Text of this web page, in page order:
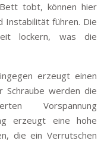
tobt, können hier
Instabilität führen. Die
lockern, was die
erzeugt einen
Schraube werden die
Vorspannung
erzeugt eine hohe
die ein Verrutschen